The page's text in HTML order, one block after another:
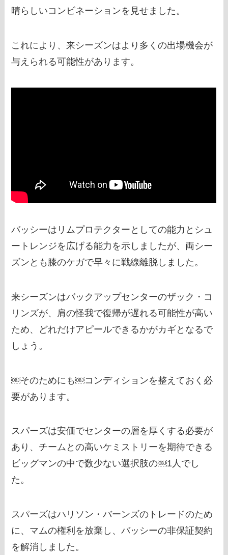
晴らしいコンビネーションを見せました。
これにより、来シーズンはより多くの出場機会が
与えられる可能性があります。
バッシーはリムプロテクターとしての能力とシュ
ートレンジを広げる能力を示しましたが、両シー
ズンとも膝のケガで早々に戦線離脱しました。
来シーズンはバックアップセンターのザック・コ
リンズが、肩の怪我で復帰が遅れる可能性が高い
ため、どれだけアピールできるかがカギとなるで
しょう。
￼そのためにも￼コンディションを整えておく必
要があります。
スパーズは安価でセンターの層を厚くする必要が
あり、チームとの高いケミストリーを期待できる
ビッグマンの中で数少ない選択肢の￼1人でし
た。
スパーズはハリソン・バーンズのトレードのため
に、マムの権利を放棄し、バッシーの非保証契約
を解消しました。